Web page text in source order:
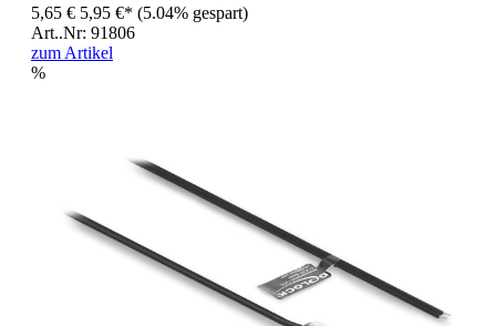
5,65 € 5,95 €* (5.04% gespart)
Art..Nr: 91806
zum Artikel
%